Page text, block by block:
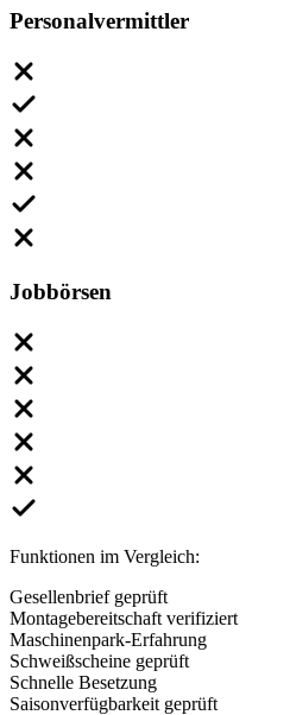
Personalvermittler
Jobbörsen
Funktionen im Vergleich:
Gesellenbrief geprüft
Montagebereitschaft verifiziert
Maschinenpark-Erfahrung
Schweißscheine geprüft
Schnelle Besetzung
Saisonverfügbarkeit geprüft